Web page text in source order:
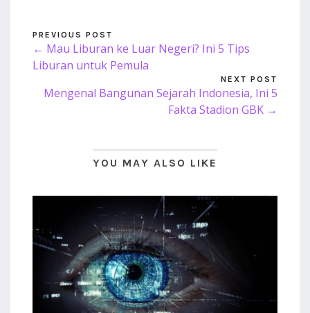
PREVIOUS POST
← Mau Liburan ke Luar Negeri? Ini 5 Tips
Liburan untuk Pemula
NEXT POST
Mengenal Bangunan Sejarah Indonesia, Ini 5
Fakta Stadion GBK →
YOU MAY ALSO LIKE